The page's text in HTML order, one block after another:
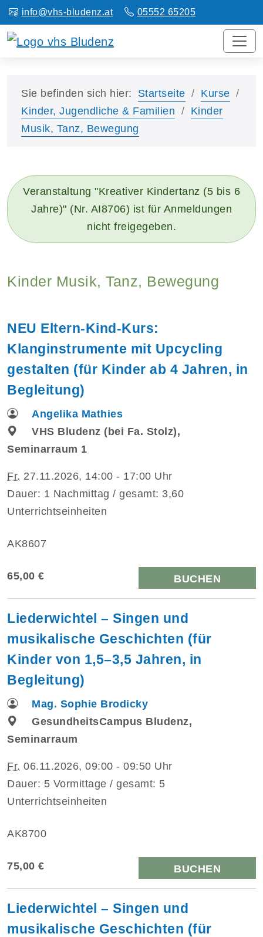
info@vhs-bludenz.at 05552 65205
Sie befinden sich hier: Startseite
Kurse
Kinder, Jugendliche & Familien
Kinder
Musik, Tanz, Bewegung
Veranstaltung "Kreativer Kindertanz (5 bis 6
Jahre)" (Nr. AI8706) ist für Anmeldungen
nicht freigegeben.
Kinder Musik, Tanz, Bewegung
NEU Eltern-Kind-Kurs:
Klanginstrumente mit Upcycling
gestalten (für Kinder ab 4 Jahren, in
Begleitung)
Angelika Mathies
VHS Bludenz (bei Fa. Stolz),
Seminarraum 1
Fr. 27.11.2026, 14:00 - 17:00 Uhr
Dauer: 1 Nachmittag / gesamt: 3,60
Unterrichtseinheiten
AK8607
65,00 € BUCHEN
Liederwichtel – Singen und
musikalische Geschichten (für
Kinder von 1,5–3,5 Jahren, in
Begleitung)
Mag. Sophie Brodicky
GesundheitsCampus Bludenz,
Seminarraum
Fr. 06.11.2026, 09:00 - 09:50 Uhr
Dauer: 5 Vormittage / gesamt: 5
Unterrichtseinheiten
AK8700
75,00 € BUCHEN
Liederwichtel – Singen und
musikalische Geschichten (für